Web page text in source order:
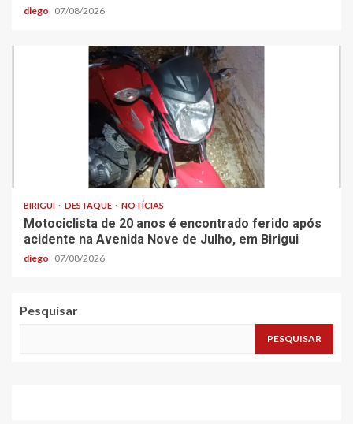
diego 07/08/2026
BIRIGUI DESTAQUE NOTÍCIAS
Motociclista de 20 anos é encontrado ferido após
acidente na Avenida Nove de Julho, em Birigui
diego 07/08/2026
Pesquisar
PESQUISAR